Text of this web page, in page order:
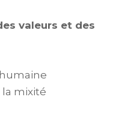
valeurs et des
la mixité